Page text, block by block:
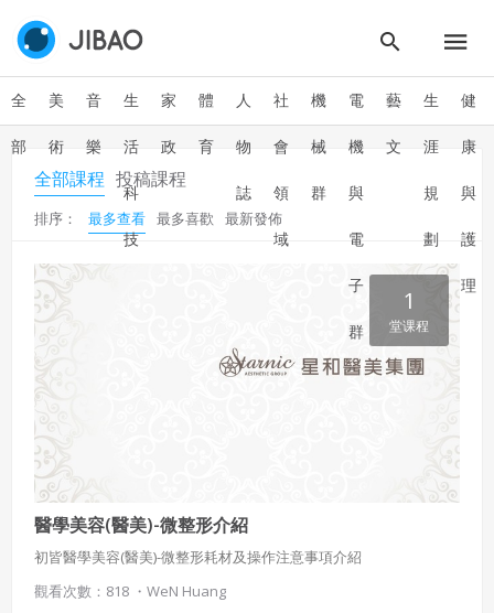
全
部
美
術
音
樂
生
活
科
技
家
政
體
育
人
物
誌
社
會
領
域
機
械
群
電
機
與
電
子
群
藝
文
生
涯
規
劃
健
康
與
護
理
全部課程 投稿課程
排序： 最多查看 最多喜歡 最新發佈
1
堂课程
醫學美容(醫美)-微整形介紹
初皆醫學美容(醫美)-微整形耗材及操作注意事項介紹
觀看次數：818 ・ WeN Huang
立刻註冊
已閱讀使用條款和
立刻登入
授權內容：係指吉寶系統有限公司（吉寶系統公司）所有或
衍生著作：係指就授權內容改作之創作。
二、會員規範
會員同意遵守本系統之會員規範、著作權條款及隱私權政
策。
違反前項約定者，本系統得終止會員資格。
三、著作權授權
會員得於本系統內使用授權內容，除經著作權人有標示採取
創用CC授權或其他授權者，會員不得重製、轉載、散布或類
四、會員授權
會員享有其創作之衍生著作的著作權，但會員同意吉寶系統
公司得於該著作權存續期間內無償使用，包括再授權之權
利。
我同意上述會員條款